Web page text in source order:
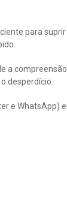
para suprir
a compreensão
desperdício.
e WhatsApp) e